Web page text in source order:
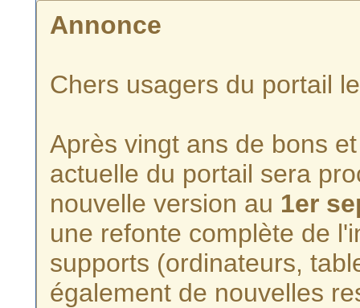
Annonce
Chers usagers du portail
Après vingt ans de bons
actuelle du portail sera
nouvelle version au 1er
une refonte complète de
supports (ordinateurs,
également de nouvelles